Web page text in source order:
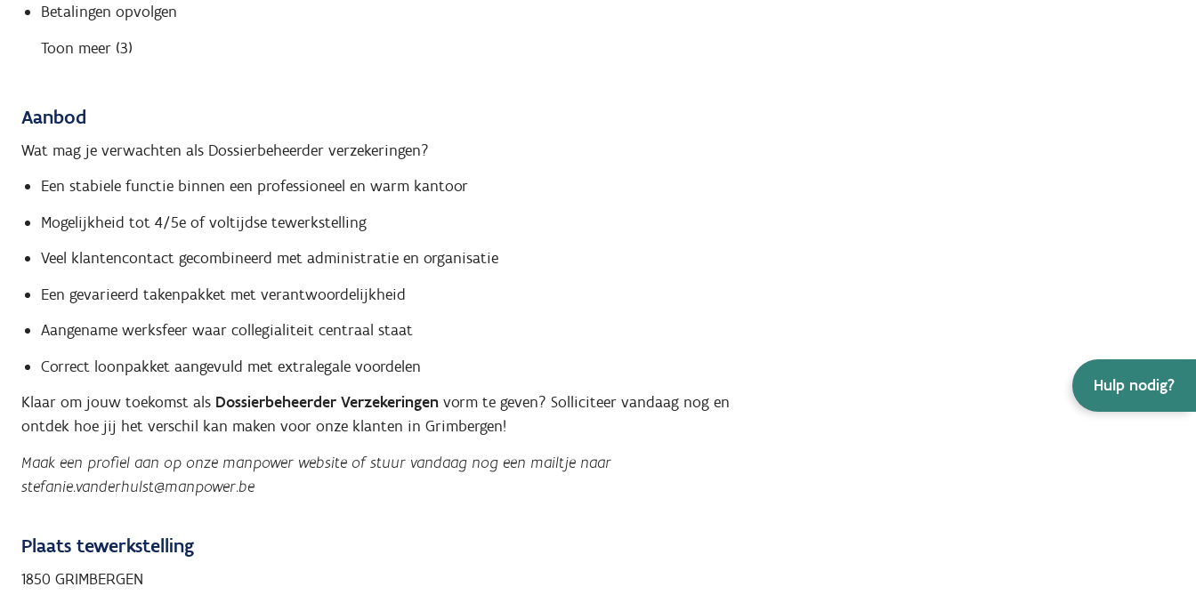
Hulp nodig?
Betalingen opvolgen
Toon meer (3)
Aanbod
Wat mag je verwachten als Dossierbeheerder verzekeringen?
Een stabiele functie binnen een professioneel en warm kantoor
Mogelijkheid tot 4/5e of voltijdse tewerkstelling
Veel klantencontact gecombineerd met administratie en organisatie
Een gevarieerd takenpakket met verantwoordelijkheid
Aangename werksfeer waar collegialiteit centraal staat
Correct loonpakket aangevuld met extralegale voordelen
Klaar om jouw toekomst als Dossierbeheerder Verzekeringen vorm te geven? Solliciteer vandaag nog en
ontdek hoe jij het verschil kan maken voor onze klanten in Grimbergen!
Maak een profiel aan op onze manpower website of stuur vandaag nog een mailtje naar
stefanie.vanderhulst@manpower.be
Plaats tewerkstelling
1850 GRIMBERGEN